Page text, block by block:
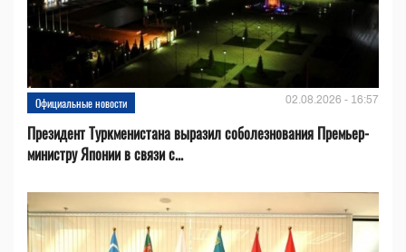
Официальные новости 02.08.2026 - 16:57
Президент Туркменистана выразил соболезнования Премьер-
министру Японии в связи с...